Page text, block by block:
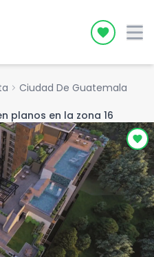
Icon
chevron_right Ciudad De Guatemala
planos en la zona 16